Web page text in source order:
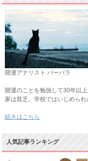
開運アナリスト バーバラ
開運のことを勉強して30年以
家は貧乏。学校ではいじめられ
続きはこちら
人気記事ランキング